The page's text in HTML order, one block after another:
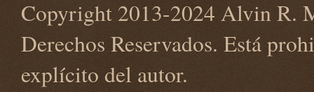
Copyright 2013-2024 Alvin R.
Derechos Reservados. Está
explícito del autor.